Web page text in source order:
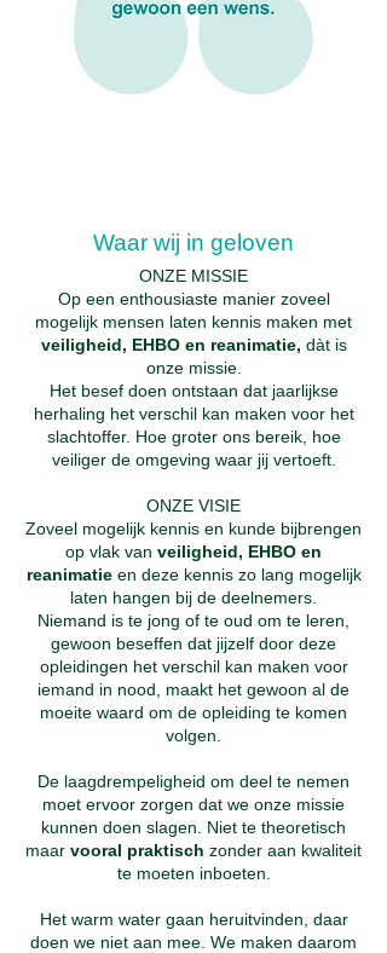
Waar wij in geloven
ONZE MISSIE
Op een enthousiaste manier zoveel
mogelijk mensen laten kennis maken met
veiligheid, EHBO en reanimatie, dàt is
onze missie.
Het besef doen ontstaan dat jaarlijkse
herhaling het verschil kan maken voor het
slachtoffer. Hoe groter ons bereik, hoe
veiliger de omgeving waar jij vertoeft.
ONZE VISIE
Zoveel mogelijk kennis en kunde bijbrengen
op vlak van veiligheid, EHBO en
reanimatieen deze kennis zo lang mogelijk
laten hangen bij de deelnemers.
Niemand is te jong of te oud om te leren,
gewoon beseffen dat jijzelf door deze
opleidingen het verschil kan maken voor
iemand in nood, maakt het gewoon al de
moeite waard om de opleiding te komen
volgen.
De laagdrempeligheid om deel te nemen
moet ervoor zorgen dat we onze missie
kunnen doen slagen. Niet te theoretisch
maar vooral praktisch zonder aan kwaliteit
te moeten inboeten.
Het warm water gaan heruitvinden, daar
doen we niet aan mee. We maken daarom